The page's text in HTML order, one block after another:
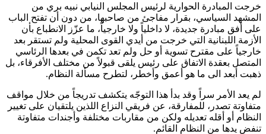
خرجت المبادرة الحوارية لرئيس المجلس النيابي نبيه بري من
المشهد السياسي، بقرار مفاجئ من صاحبها، من دون أن تفتح الباب
على أفق مبادرة جديدة، لا داخلياً ولا خارجياً، ما عزّز الانطباع بأن
الأزمة اللبنانية التي خرجت من أيدي القوى المحلية ولم تستقر بعد
خارجياً على مقترح تسوية أو حل ولم تعد تكمن في بعدها الرئاسي
المتصل بعقدة الاتفاق على رئيس يلقى قبولاً من مختلف الأفرقاء، بل
ذهبت أبعد الى ما هو أعمق وأخطر، لتطرح مسألة النظام.
لم يعد الأمر سراً وقد بدأ هذا التوجّه يتكشف تدريجاً من خلال مواقف
متفاوتة تصدر، للمفارقة، عن فريقي النزاع اللذين يلتقيان على تغيير
النظام أو أقله تعديله ولكن من مقاربات مختلفة وأجندات متفاوتة
تنفض يدها من النظام القائم.